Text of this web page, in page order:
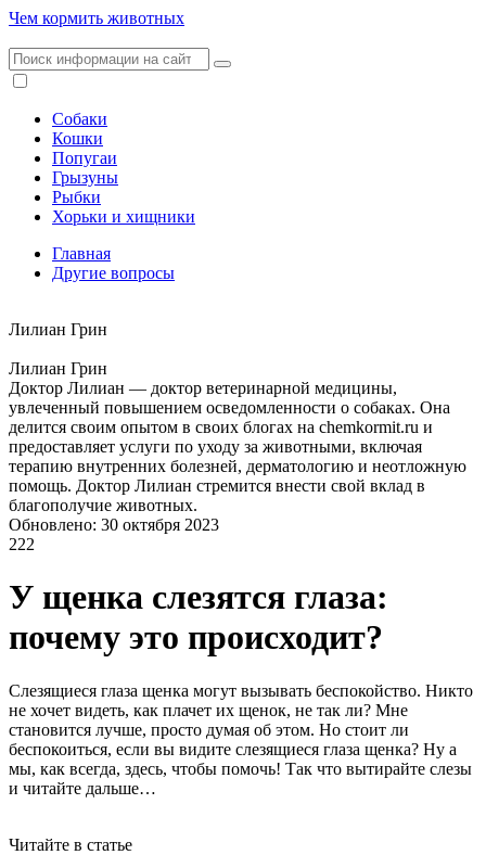
Чем кормить животных
Собаки
Кошки
Попугаи
Грызуны
Рыбки
Хорьки и хищники
Главная
Другие вопросы
Лилиан Грин
Лилиан Грин
Доктор Лилиан — доктор ветеринарной медицины,
увлеченный повышением осведомленности о собаках. Она
делится своим опытом в своих блогах на chemkormit.ru и
предоставляет услуги по уходу за животными, включая
терапию внутренних болезней, дерматологию и неотложную
помощь. Доктор Лилиан стремится внести свой вклад в
благополучие животных.
Обновлено: 30 октября 2023
222
У щенка слезятся глаза:
почему это происходит?
Слезящиеся глаза щенка могут вызывать беспокойство. Никто
не хочет видеть, как плачет их щенок, не так ли? Мне
становится лучше, просто думая об этом. Но стоит ли
беспокоиться, если вы видите слезящиеся глаза щенка? Ну а
мы, как всегда, здесь, чтобы помочь! Так что вытирайте слезы
и читайте дальше…
Читайте в статье